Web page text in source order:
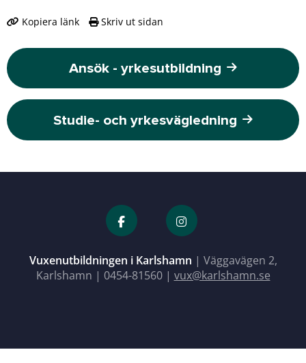
Kopiera länk Skriv ut sidan
Ansök - yrkesutbildning
Studie- och yrkesvägledning
Vuxenutbildningen i Karlshamn | Väggavägen 2,
Karlshamn | 0454-81560| vux@karlshamn.se